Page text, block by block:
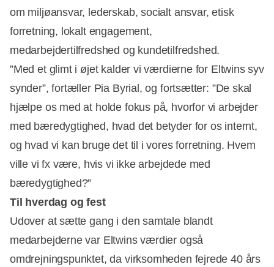
om miljøansvar, lederskab, socialt ansvar, etisk
forretning, lokalt engagement,
medarbejdertilfredshed og kundetilfredshed.
”Med et glimt i øjet kalder vi værdierne for Eltwins syv
synder”, fortæller Pia Byrial, og fortsætter: ”De skal
hjælpe os med at holde fokus på, hvorfor vi arbejder
med bæredygtighed, hvad det betyder for os internt,
og hvad vi kan bruge det til i vores forretning. Hvem
ville vi fx være, hvis vi ikke arbejdede med
bæredygtighed?”
Til hverdag og fest
Udover at sætte gang i den samtale blandt
medarbejderne var Eltwins værdier også
omdrejningspunktet, da virksomheden fejrede 40 års